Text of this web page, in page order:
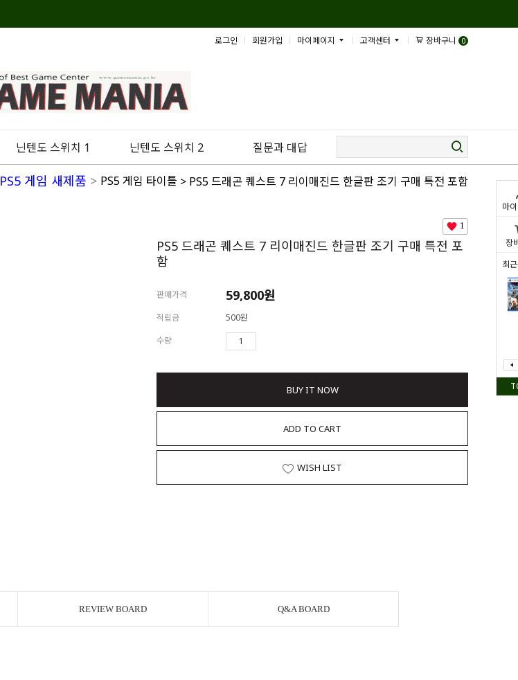
마
장
최
로그인 회원가입 마이페이지 고객센터 장바구니 0
닌텐도 스위치 1 닌텐도 스위치 2 질문과 대답
PS5 게임 새제품 > PS5 게임 타이틀 > PS5 드래곤 퀘스트 7 리이매진드 한글판 조기 구매 특전 포함
1
PS5 드래곤 퀘스트 7 리이매진드 한글판 조기 구매 특전 포
함
판매가격 59,800원
적립금
500원
수량
BUY IT NOW
ADD TO CART
WISH LIST
REVIEW BOARD Q&A BOARD